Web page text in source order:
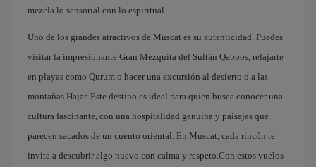
mezcla lo sensorial con lo espiritual.
Uno de los grandes atractivos de Muscat es su autenticidad. Puedes
visitar la impresionante Gran Mezquita del Sultán Qaboos, relajarte
en playas como Qurum o hacer una excursión al desierto o a las
montañas Hajar. Este destino es ideal para quien busca conocer una
cultura fascinante, con una hospitalidad genuina y paisajes que
parecen sacados de un cuento oriental. En Muscat, cada rincón te
invita a descubrir algo nuevo con calma y respeto.Con estos vuelos